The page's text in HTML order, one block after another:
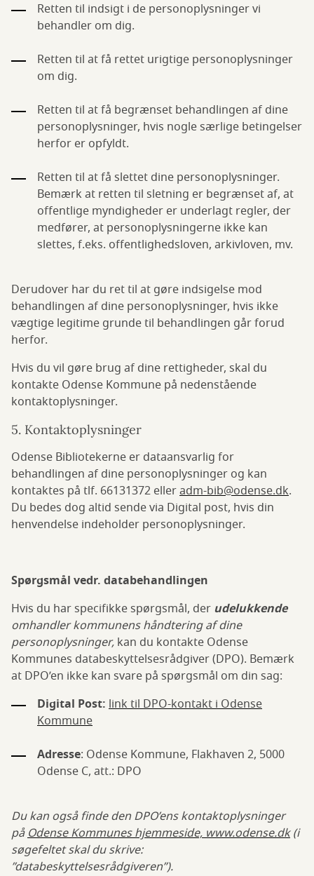
Retten til indsigt i de personoplysninger vi
behandler om dig.
Retten til at få rettet urigtige personoplysninger
om dig.
Retten til at få begrænset behandlingen af dine
personoplysninger, hvis nogle særlige betingelser
herfor er opfyldt.
Retten til at få slettet dine personoplysninger.
Bemærk at retten til sletning er begrænset af, at
offentlige myndigheder er underlagt regler, der
medfører, at personoplysningerne ikke kan
slettes, f.eks. offentlighedsloven, arkivloven, mv.
Derudover har du ret til at gøre indsigelse mod
behandlingen af dine personoplysninger, hvis ikke
vægtige legitime grunde til behandlingen går forud
herfor.
Hvis du vil gøre brug af dine rettigheder, skal du
kontakte Odense Kommune på nedenstående
kontaktoplysninger.
5. Kontaktoplysninger
Odense Bibliotekerne er dataansvarlig for
behandlingen af dine personoplysninger og kan
kontaktes på tlf. 66131372 elleradm-bib@odense.dk.
Du bedes dog altid sende via Digital post, hvis din
henvendelse indeholder personoplysninger.
Spørgsmål vedr. databehandlingen
Hvis du har specifikke spørgsmål, der udelukkende
omhandler kommunens håndtering af dine
personoplysninger, kan du kontakte Odense
Kommunes databeskyttelsesrådgiver (DPO). Bemærk
at DPO’en ikke kan svare på spørgsmål om din sag:
Digital Post: link til DPO-kontakt i Odense
Kommune
Adresse: Odense Kommune, Flakhaven 2, 5000
Odense C, att.: DPO
Du kan også finde den DPO’ens kontaktoplysninger
påOdense Kommunes hjemmeside, www.odense.dk(i
søgefeltet skal du skrive:
”databeskyttelsesrådgiveren”).